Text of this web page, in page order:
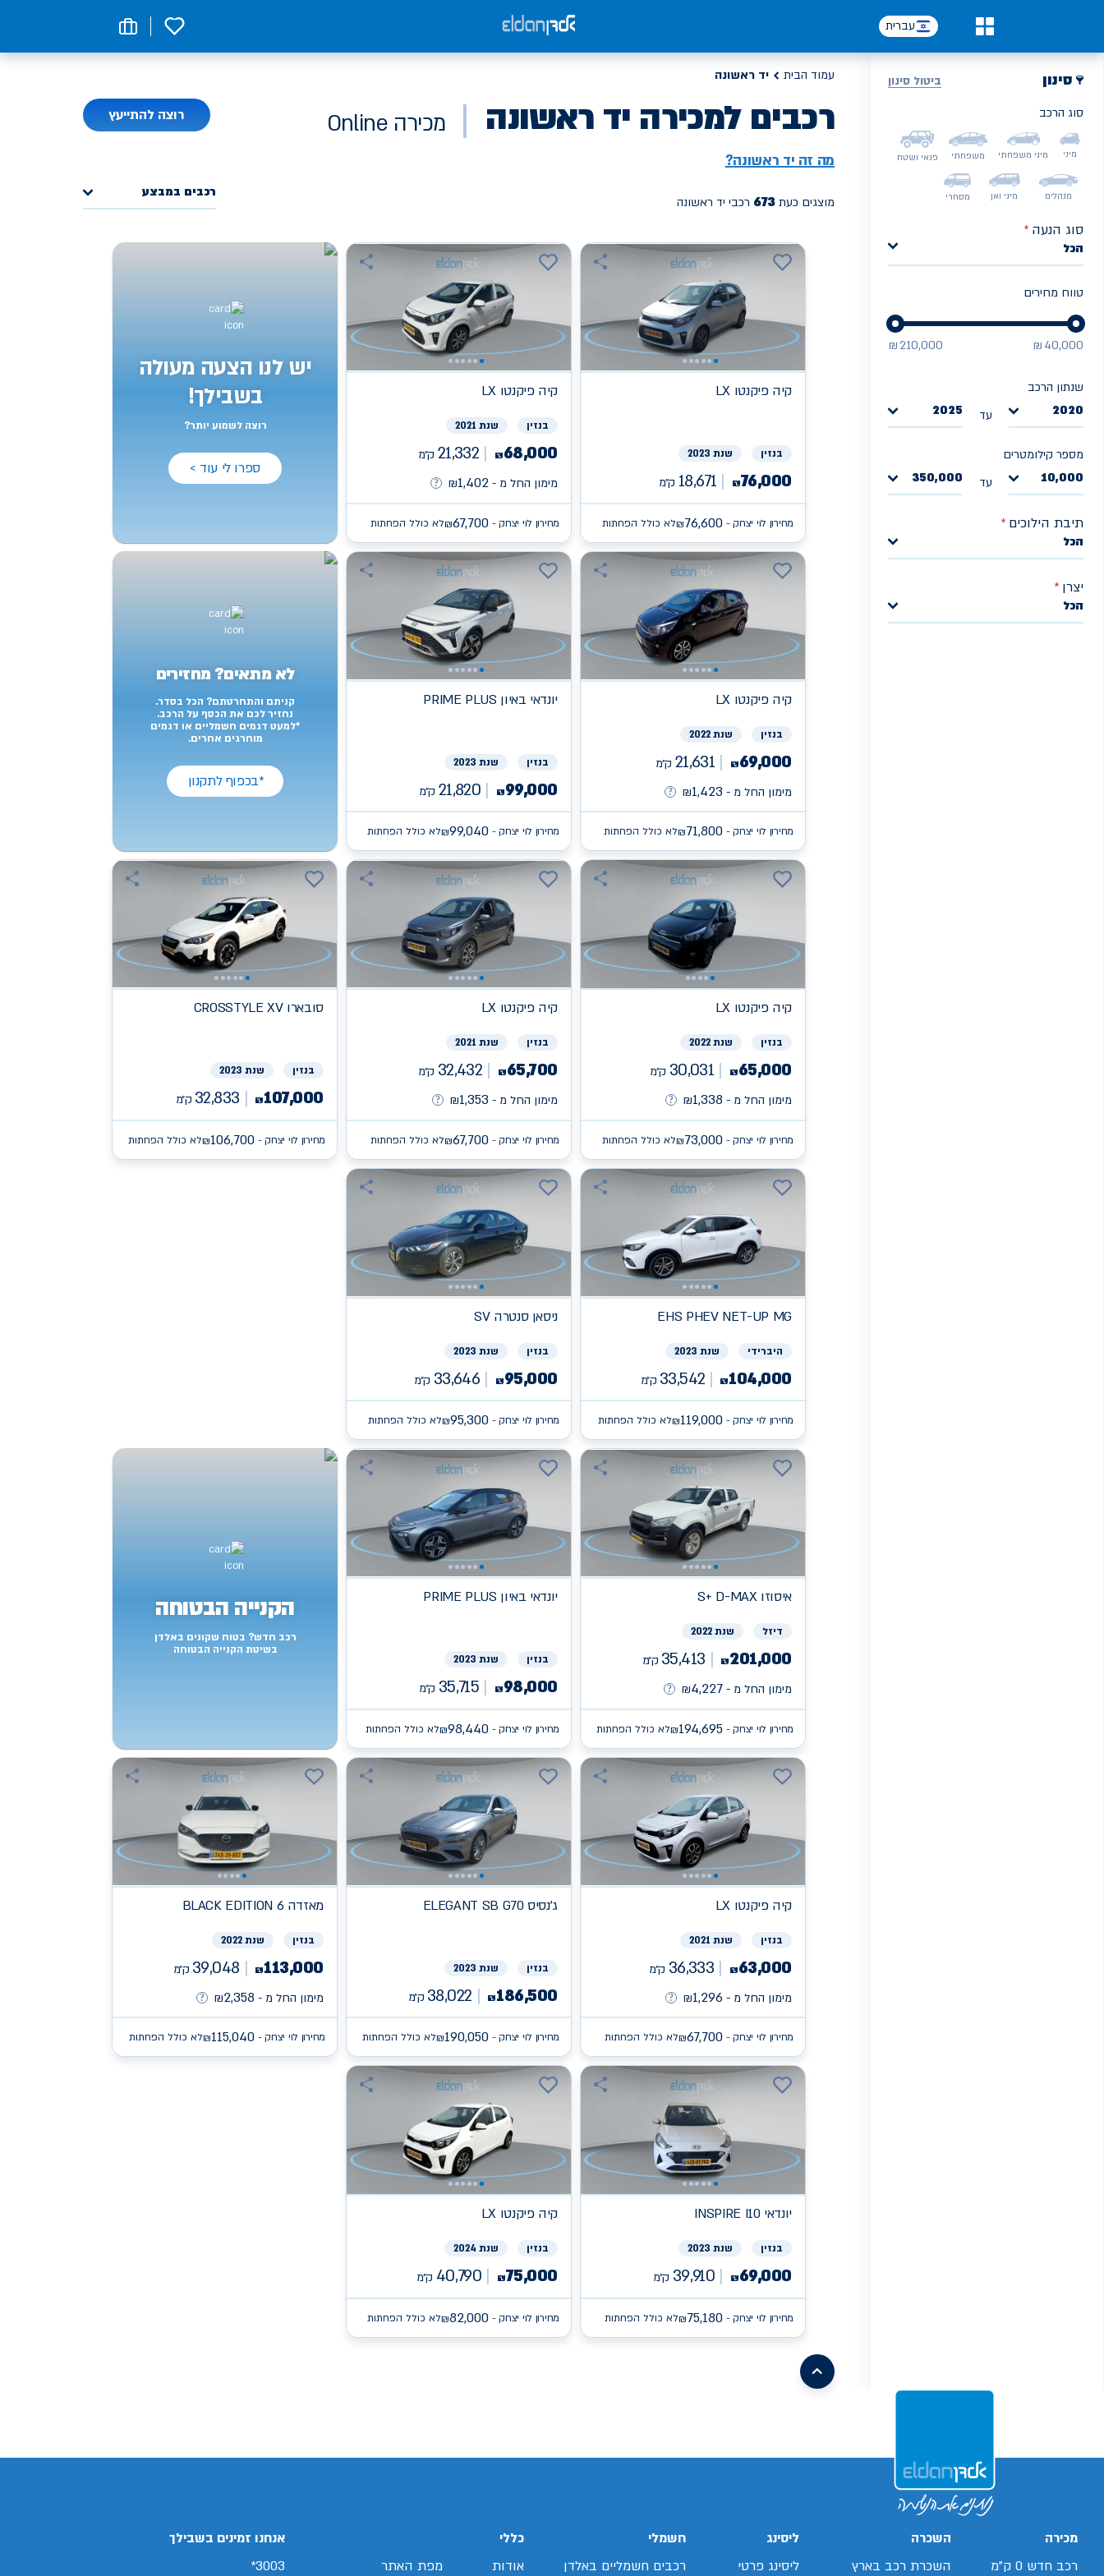
עברית 0
סינון ביטול סינון
סוג הרכב
מיני מיני משפחתי משפחתי פנאי ושטח
מנהלים מיני ואן מסחרי
סוג הנעה *
הכל
טווח מחירים
₪ 40,000
₪ 210,000
שנתון הרכב
2020
עד 2025
מספר קילומטרים
10,000
עד 350,000
תיבת הילוכים *
הכל
יצרן *
הכל
עמוד הבית יד ראשונה
רכבים למכירה יד ראשונה מכירה Online רוצה להתייעץ
מה זה יד ראשונה?
מוצגים כעת רכבי יד ראשונה
רכבים במבצע
קיהפיקנטו LX
בנזין שנת 2023
₪76,000
18,671 ק״מ
מחירון לוי יצחק - ₪76,600 לא כולל הפחתות
קיהפיקנטו LX
בנזין שנת 2021
₪68,000
21,332 ק״מ
מימון החל מ -
₪1,402
מחירון לוי יצחק - ₪67,700 לא כולל הפחתות
יש לנו הצעה מעולה
בשבילך!
רוצה לשמוע יותר?
ספרו לי עוד >
קיהפיקנטו LX
בנזין שנת 2022
₪69,000
21,631 ק״מ
מימון החל מ -
₪1,423
מחירון לוי יצחק - ₪71,800 לא כולל הפחתות
יונדאי PRIME PLUS באיון
בנזין שנת 2023
₪99,000
21,820 ק״מ
מחירון לוי יצחק - ₪99,040 לא כולל הפחתות
לא מתאים? מחזירים
קניתם והתחרטתם? הכל בסדר.
נחזיר לכם את הכסף על הרכב.
*למעט דגמים חשמליים או דגמים
מוחרגים אחרים.
*בכפוף לתקנון
קיהפיקנטו LX
בנזין שנת 2022
₪65,000
30,031 ק״מ
מימון החל מ -
₪1,338
מחירון לוי יצחק - ₪73,000 לא כולל הפחתות
קיהפיקנטו LX
בנזין שנת 2021
₪65,700
32,432 ק״מ
מימון החל מ -
₪1,353
מחירון לוי יצחק - ₪67,700 לא כולל הפחתות
סובארוCROSSTYLE XV
בנזין שנת 2023
₪107,000
32,833 ק״מ
מחירון לוי יצחק - ₪106,700 לא כולל הפחתות
MG
EHS PHEV NET-UP
היברידי שנת 2023
₪104,000
33,542 ק״מ
מחירון לוי יצחק - ₪119,000 לא כולל הפחתות
ניסאןSV סנטרה
בנזין שנת 2023
₪95,000
33,646 ק״מ
מחירון לוי יצחק - ₪95,300 לא כולל הפחתות
איסוזוS+ D-MAX
דיזל שנת 2022
₪201,000
35,413 ק״מ
מימון החל מ -
₪4,227
מחירון לוי יצחק - ₪194,695 לא כולל הפחתות
יונדאי PRIME PLUS באיון
בנזין שנת 2023
₪98,000
35,715 ק״מ
מחירון לוי יצחק - ₪98,440 לא כולל הפחתות
הקנייה הבטוחה
רכב חדש? בטוח שקונים באלדן
בשיטת הקנייה הבטוחה
קיהפיקנטו LX
בנזין שנת 2021
₪63,000
36,333 ק״מ
מימון החל מ -
₪1,296
מחירון לוי יצחק - ₪67,700 לא כולל הפחתות
ג'נסיסELEGANT SB G70
בנזין שנת 2023
₪186,500
38,022 ק״מ
מחירון לוי יצחק - ₪190,050 לא כולל הפחתות
מאזדה BLACK EDITION 6
בנזין שנת 2022
₪113,000
39,048 ק״מ
מימון החל מ -
₪2,358
מחירון לוי יצחק - ₪115,040 לא כולל הפחתות
יונדאיINSPIRE I10
בנזין שנת 2023
₪69,000
39,910 ק״מ
מחירון לוי יצחק - ₪75,180 לא כולל הפחתות
קיהפיקנטו LX
בנזין שנת 2024
₪75,000
40,790 ק״מ
מחירון לוי יצחק - ₪82,000 לא כולל הפחתות
d-
max/search/firsthand/19559103/יונדאי-באיון /search/firsthand/73605402/קיה-פיקנטו
g70/search/firsthand/24539803/מאזדה-6
i10/search/firsthand/64326803/קיה-פיקנטו
Next
מכירה
רכב חדש 0 ק"מ
השכרה
השכרת רכב בארץ
ליסינג
ליסינג פרטי
חשמלי
רכבים חשמליים באלדן
כללי
אודות
מפת האתר
אנחנו זמינים בשבילך
3003*